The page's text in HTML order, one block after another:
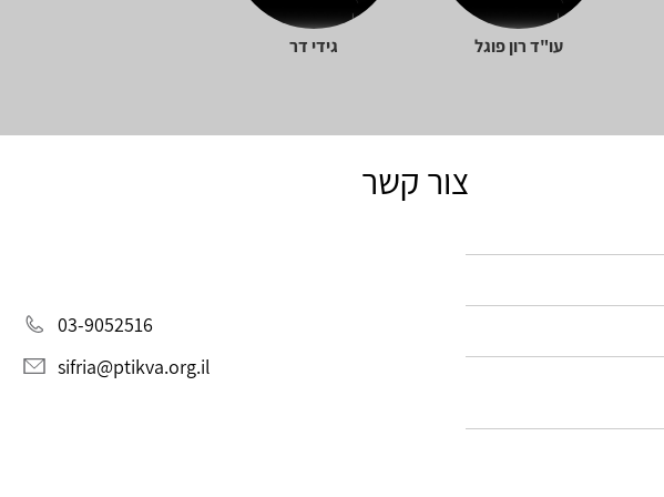
עו"ד רון פוגל גידי דר
צור קשר
03-9052516
sifria@ptikva.org.il